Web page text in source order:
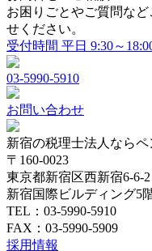
お困りごとやご質問な
せください。
受付時間 平日 9:30～
03-5990-5910
お問い合わせ
新宿の税理士法人ならペ
〒160-0023
東京都新宿区西新宿6-6-2
新宿国際ビルディング5
TEL：03-5990-5910
FAX：03-5990-5909
採用情報